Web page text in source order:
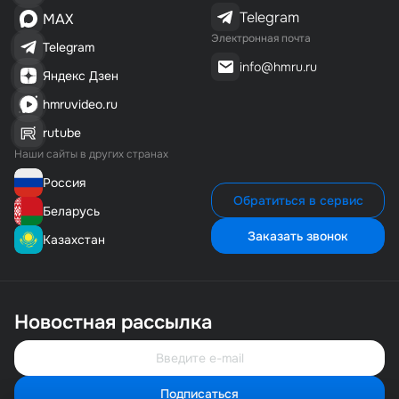
MAX
Telegram
Яндекс Дзен
hmruvideo.ru
rutube
Наши сайты в других странах
Россия
Беларусь
Казахстан
Telegram
Электронная почта
info@hmru.ru
Обратиться в сервис
Заказать звонок
Новостная рассылка
Подписаться